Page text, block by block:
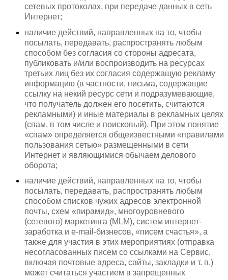
сетевых протоколах, при передаче данных в сеть
Интернет;
наличие действий, направленных на то, чтобы
посылать, передавать, распространять любым
способом без согласия со стороны адресата,
публиковать и/или воспроизводить на ресурсах
третьих лиц без их согласия содержащую рекламу
информацию (в частности, письма, содержащие
ссылку на некий ресурс сети и подразумевающие,
что получатель должен его посетить, считаются
рекламными) и иные материалы в рекламных целях
(спам, в том числе и поисковый). При этом понятие
«спам» определяется общеизвестными «правилами
пользования сетью» размещенными в сети
Интернет и являющимися обычаем делового
оборота;
наличие действий, направленных на то, чтобы
посылать, передавать, распространять любым
способом списков чужих адресов электронной
почты, схем «пирамид», многоуровневого
(сетевого) маркетинга (MLM), систем интернет-
заработка и e-mail-бизнесов, «писем счастья», а
также для участия в этих мероприятиях (отправка
несогласованных писем со ссылками на Сервис,
включая почтовые адреса, сайты, закладки и т. п.)
может считаться участием в запрещенных